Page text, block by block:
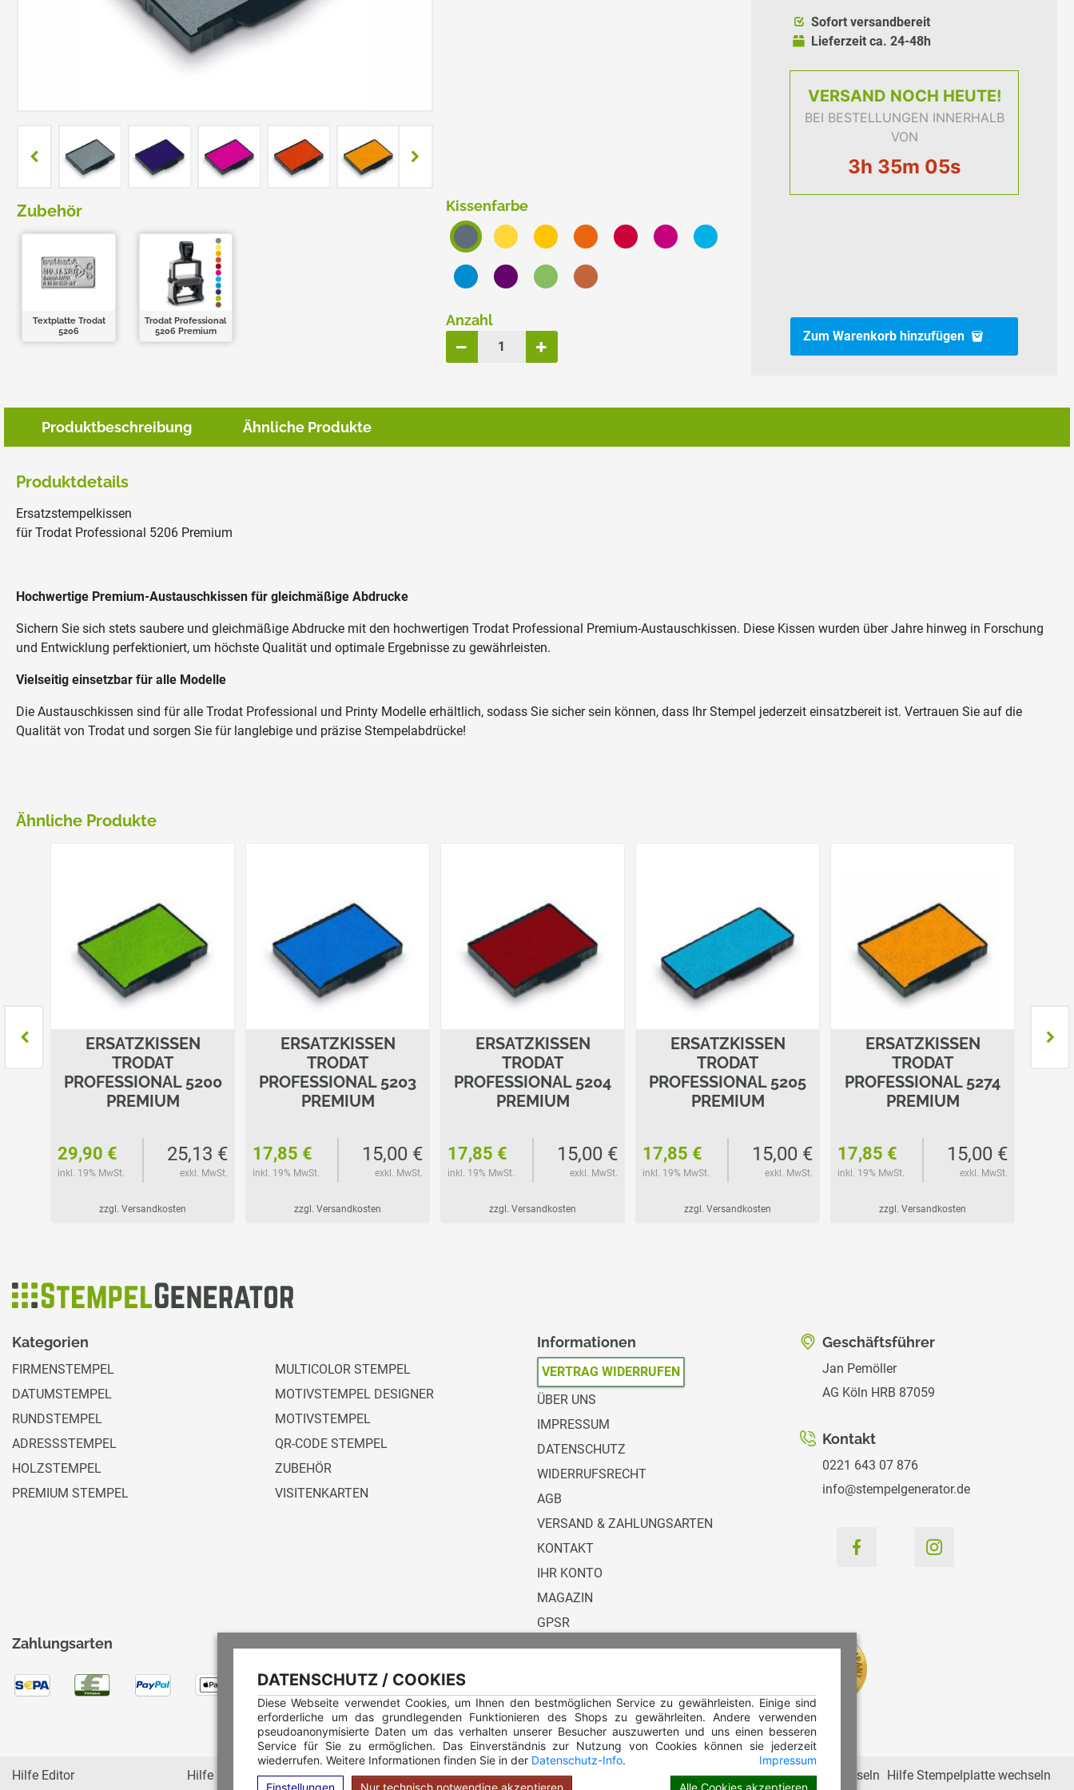
DATENSCHUTZ / COOKIES
Diese Webseite verwendet Cookies, um Ihnen den bestmöglichen Service zu gewährleisten. Einige sind
erforderliche um das grundlegenden Funktionieren des Shops zu gewährleiten. Andere verwenden
pseudoanonymisierte Daten um das verhalten unserer Besucher auszuwerten und uns einen besseren
Service für Sie zu ermöglichen. Das Einverständnis zur Nutzung von Cookies können sie jederzeit
wiederrufen. Weitere Informationen finden Sie in der Datenschutz-Info.
Impressum
Einstellungen
Nur technisch notwendige akzeptieren Alle Cookies akzeptieren
TRODAT POCKET PRINTY COLOP E-MARK
Zubehör
Textplatte Trodat
5206
Trodat Professional
5206 Premium
Sofort versandbereit
Lieferzeit ca. 24-48h
VERSAND NOCH HEUTE!
BEI BESTELLUNGEN INNERHALB
VON
3h 35m 04s
Kissenfarbe
Anzahl
Zum Warenkorb hinzufügen
Produktbeschreibung Ähnliche Produkte
Produktdetails
Ersatzstempelkissen
für Trodat Professional 5206 Premium
Hochwertige Premium-Austauschkissen für gleichmäßige Abdrucke
Sichern Sie sich stets saubere und gleichmäßige Abdrucke mit den hochwertigen Trodat Professional Premium-Austauschkissen. Diese Kissen wurden über Jahre hinweg in Forschung
und Entwicklung perfektioniert, um höchste Qualität und optimale Ergebnisse zu gewährleisten.
Vielseitig einsetzbar für alle Modelle
Die Austauschkissen sind für alle Trodat Professional und Printy Modelle erhältlich, sodass Sie sicher sein können, dass Ihr Stempel jederzeit einsatzbereit ist. Vertrauen Sie auf die
Qualität von Trodat und sorgen Sie für langlebige und präzise Stempelabdrücke!
Ähnliche Produkte
ERSATZKISSEN
TRODAT
PROFESSIONAL 5200
PREMIUM
29,90 €
inkl. 19% MwSt.
25,13 €
exkl. MwSt.
zzgl. Versandkosten
ERSATZKISSEN
TRODAT
PROFESSIONAL 5203
PREMIUM
17,85 €
inkl. 19% MwSt.
15,00 €
exkl. MwSt.
zzgl. Versandkosten
ERSATZKISSEN
TRODAT
PROFESSIONAL 5204
PREMIUM
17,85 €
inkl. 19% MwSt.
15,00 €
exkl. MwSt.
zzgl. Versandkosten
ERSATZKISSEN
TRODAT
PROFESSIONAL 5205
PREMIUM
17,85 €
inkl. 19% MwSt.
15,00 €
exkl. MwSt.
zzgl. Versandkosten
ERSATZKISSEN
TRODAT
PROFESSIONAL 5274
PREMIUM
17,85 €
inkl. 19% MwSt.
15,00 €
exkl. MwSt.
zzgl. Versandkosten
Kategorien
FIRMENSTEMPEL
DATUMSTEMPEL
RUNDSTEMPEL
ADRESSSTEMPEL
HOLZSTEMPEL
PREMIUM STEMPEL
MULTICOLOR STEMPEL
MOTIVSTEMPEL DESIGNER
MOTIVSTEMPEL
QR-CODE STEMPEL
ZUBEHÖR
VISITENKARTEN
Informationen
VERTRAG WIDERRUFEN
ÜBER UNS
IMPRESSUM
DATENSCHUTZ
WIDERRUFSRECHT
AGB
VERSAND & ZAHLUNGSARTEN
KONTAKT
IHR KONTO
MAGAZIN
GPSR
Geschäftsführer
Jan Pemöller
AG Köln HRB 87059
Kontakt
0221 643 07 876
info@stempelgenerator.de
Zahlungsarten
Hilfe Editor Hilfe Multicolorstempel Hilfe Rundstempel Hilfe Rundstempel Holz Hilfe Stempelkissen wechseln Hilfe Stempelplatte wechseln